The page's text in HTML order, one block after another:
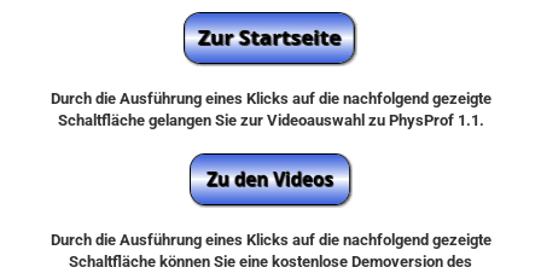
Durch die Ausführung eines Klicks auf die nachfolgend gezeigte
Schaltfläche gelangen Sie zur Videoauswahl zu PhysProf 1.1.
Durch die Ausführung eines Klicks auf die nachfolgend gezeigte
Schaltfläche können Sie eine kostenlose Demoversion des